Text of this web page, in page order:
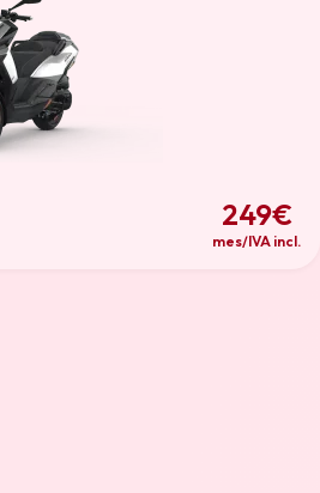
249€
mes/IVA incl.